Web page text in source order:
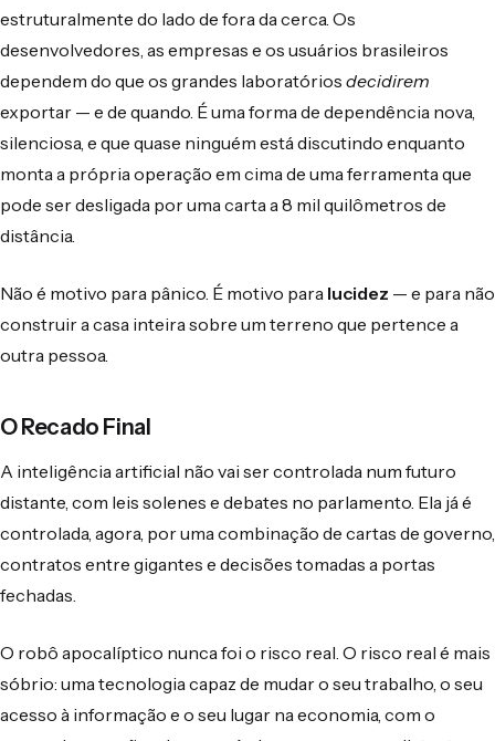
estruturalmente do lado de fora da cerca. Os
desenvolvedores, as empresas e os usuários brasileiros
dependem do que os grandes laboratórios decidirem
exportar — e de quando. É uma forma de dependência nova,
silenciosa, e que quase ninguém está discutindo enquanto
monta a própria operação em cima de uma ferramenta que
pode ser desligada por uma carta a 8 mil quilômetros de
distância.
Não é motivo para pânico. É motivo para lucidez — e para não
construir a casa inteira sobre um terreno que pertence a
outra pessoa.
O Recado Final
A inteligência artificial não vai ser controlada num futuro
distante, com leis solenes e debates no parlamento. Ela já é
controlada, agora, por uma combinação de cartas de governo,
contratos entre gigantes e decisões tomadas a portas
fechadas.
O robô apocalíptico nunca foi o risco real. O risco real é mais
sóbrio: uma tecnologia capaz de mudar o seu trabalho, o seu
acesso à informação e o seu lugar na economia, com o